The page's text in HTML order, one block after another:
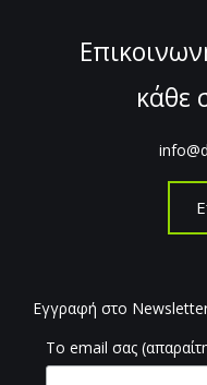
κάθε
Εγγραφή στο
Το email σας